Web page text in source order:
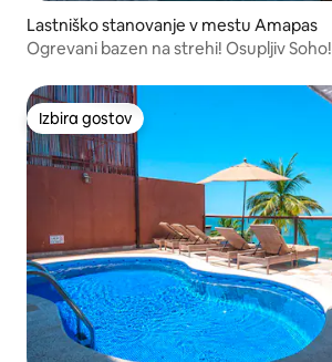
Lastniško stanovanje v mestu Amapas
Ogrevani bazen na strehi! Osupljiv Soho!
Izbira gostov
Izbira gostov